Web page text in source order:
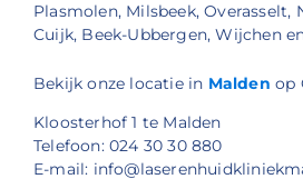
Plasmolen, Milsbeek, Overasselt,
Cuijk, Beek-Ubbergen, Wijchen
Bekijk onze locatie in Malden op
Kloosterhof 1 te Malden
Telefoon: 024 30 30 880
E-mail: